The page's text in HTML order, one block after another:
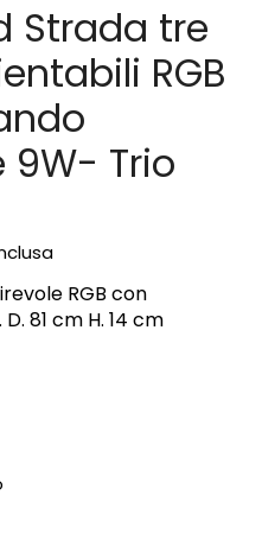
Strada tre
RGB
9W- Trio
RGB con
81 cm H. 14 cm